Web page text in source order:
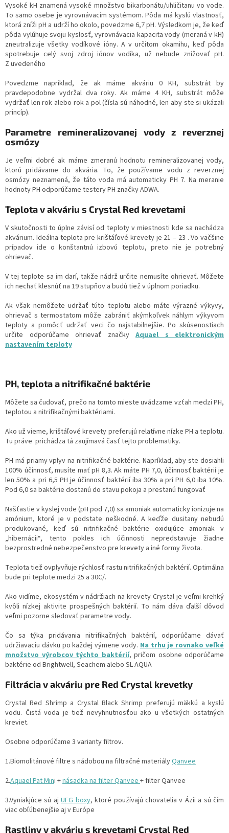
Vysoké kH znamená vysoké množstvo bikarbonátu/uhličitanu vo vode.
To samo osebe je vyrovnávacím systémom. Pôda má kyslú vlastnosť,
ktorá zníži pH a udrží ho okolo, povedzme 6,7 pH. Výsledkom je, že keď
pôda vylúhuje svoju kyslosť, vyrovnávacia kapacita vody (meraná v kH)
zneutralizuje všetky vodíkové ióny. A v určitom okamihu, keď pôda
spotrebuje celý svoj zdroj iónov vodíka, už nebude znižovať pH.
Z uvedeného
Povedzme napríklad, že ak máme akváriu 0 KH, substrát by
pravdepodobne vydržal dva roky. Ak máme 4 KH, substrát môže
vydržať len rok alebo rok a pol (čísla sú náhodné, len aby ste si ukázali
princíp).
Parametre remineralizovanej vody z reverznej
osmózy
Je veľmi dobré ak máme zmeranú hodnotu remineralizovanej vody,
ktorú pridávame do akvária. To, že používame vodu z reverznej
osmózy neznamená, že táto voda má automaticky PH 7. Na meranie
hodnoty PH odporúčame testery PH značky ADWA.
Teplota v akváriu s Crystal Red krevetami
V skutočnosti to úplne závisí od teploty v miestnosti kde sa nachádza
akvárium. Ideálna teplota pre krištáľové krevety je 21 – 23 . Vo väčšine
prípadov ide o konštantnú izbovú teplotu, preto nie je potrebný
ohrievač.
V tej teplote sa im darí, takže nádrž určite nemusíte ohrievať. Môžete
ich nechať klesnúť na 19 stupňov a budú tiež v úplnom poriadku.
Ak však nemôžete udržať túto teplotu alebo máte výrazné výkyvy,
ohrievač s termostatom môže zabrániť akýmkoľvek náhlym výkyvom
teploty a pomôcť udržať veci čo najstabilnejšie. Po skúsenostiach
určite odporúčame ohrievať značky Aquael s elektronickým
nastavením teploty
PH, teplota a nitrifikačné baktérie
Môžete sa čudovať, prečo na tomto mieste uvádzame vzťah medzi PH,
teplotou a nitrifikačnými baktériami.
Ako už vieme, krištáľové krevety preferujú relatívne nízke PH a teplotu.
Tu práve prichádza tá zaujímavá časť tejto problematiky.
PH má priamy vplyv na nitrifikačné baktérie. Napríklad, aby ste dosiahli
100% účinnosť, musíte mať pH 8,3. Ak máte PH 7,0, účinnosť baktérií je
len 50% a pri 6,5 PH je účinnosť baktérií iba 30% a pri PH 6,0 iba 10%.
Pod 6,0 sa baktérie dostanú do stavu pokoja a prestanú fungovať
Našťastie v kyslej vode (pH pod 7,0) sa amoniak automaticky ionizuje na
amónium, ktoré je v podstate neškodné. A keďže dusitany nebudú
produkované, keď sú nitrifikačné baktérie oxidujúce amoniak v
„hibernácii“, tento pokles ich účinnosti nepredstavuje žiadne
bezprostredné nebezpečenstvo pre krevety a iné formy života.
Teplota tiež ovplyvňuje rýchlosť rastu nitrifikačných baktérií. Optimálna
bude pri teplote medzi 25 a 30C/.
Ako vidíme, ekosystém v nádržiach na krevety Crystal je veľmi krehký
kvôli nízkej aktivite prospešných baktérií. To nám dáva ďalší dôvod
veľmi pozorne sledovať parametre vody.
Čo sa týka pridávania nitrifikačných baktérií, odporúčame dávať
udržiavaciu dávku po každej výmene vody.Na trhu je rovnako veľké
množstvo výrobcov týchto baktérií, pričom osobne odporúčame
baktérie od Brightwell, Seachem alebo SL-AQUA
Filtrácia v akváriu pre Red Crystal krevetky
Crystal Red Shrimp a Crystal Black Shrimp preferujú mäkkú a kyslú
vodu. Čistá voda je tiež nevyhnutnosťou ako u všetkých ostatných
kreviet.
Osobne odporúčame 3 varianty filtrov.
1.Biomolitánové filtre s nádobou na filtračné materiályQanvee
2.Aquael Pat Mini +násadka na filter Qanvee+ filter Qanvee
3.Vyniakjúce sú ajUFG boxy, ktoré používajú chovatelia v Ázii a sú čím
viac obľúbenejšie aj v Európe
Rastliny v akváriu s krevetami Crystal Red